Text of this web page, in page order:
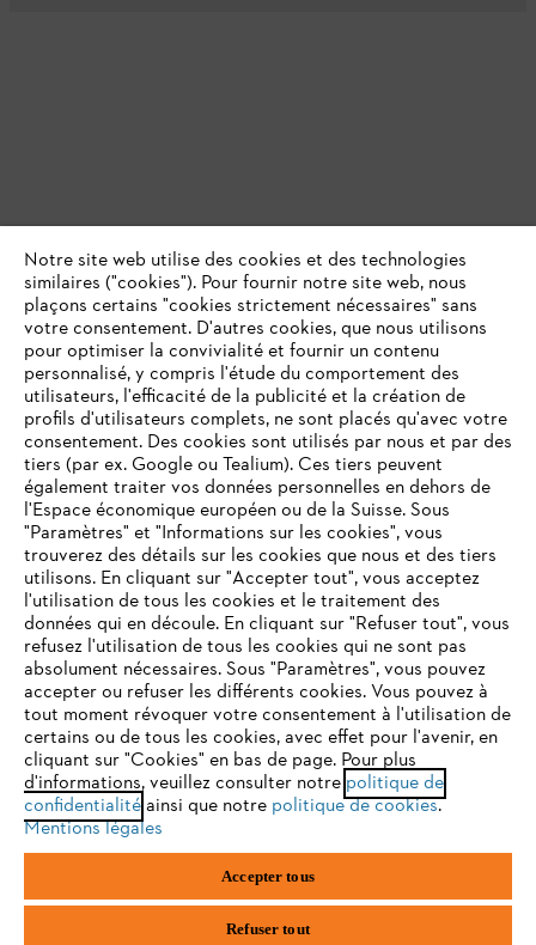
VOTRE NAVIGATEUR INTERNET
N'EST PLUS PRIS EN CHARGE
Vous utilisez un navigateur Internet que nous ne prenons plus
en charge, et certaines fonctionnalités de notre site ne
peuvent fonctionner correctement. Pour une utilisation
optimale de notre site, nous vous recommandons de passer à
l'un des navigateurs suivants :
firefox chrome
Notre site web utilise des cookies et des technologies
similaires ("cookies"). Pour fournir notre site web, nous
plaçons certains "cookies strictement nécessaires" sans
votre consentement. D'autres cookies, que nous utilisons
pour optimiser la convivialité et fournir un contenu
personnalisé, y compris l'étude du comportement des
utilisateurs, l'efficacité de la publicité et la création de
profils d'utilisateurs complets, ne sont placés qu'avec votre
consentement. Des cookies sont utilisés par nous et par des
tiers (par ex. Google ou Tealium). Ces tiers peuvent
également traiter vos données personnelles en dehors de
l'Espace économique européen ou de la Suisse. Sous
"Paramètres" et "Informations sur les cookies", vous
trouverez des détails sur les cookies que nous et des tiers
utilisons. En cliquant sur "Accepter tout", vous acceptez
l'utilisation de tous les cookies et le traitement des
données qui en découle. En cliquant sur "Refuser tout", vous
refusez l'utilisation de tous les cookies qui ne sont pas
absolument nécessaires. Sous "Paramètres", vous pouvez
accepter ou refuser les différents cookies. Vous pouvez à
tout moment révoquer votre consentement à l'utilisation de
certains ou de tous les cookies, avec effet pour l'avenir, en
cliquant sur "Cookies" en bas de page. Pour plus
d'informations, veuillez consulter notre politique de
confidentialitéainsi que notre politique de cookies.
Mentions légales
Accepter tous
Refuser tout